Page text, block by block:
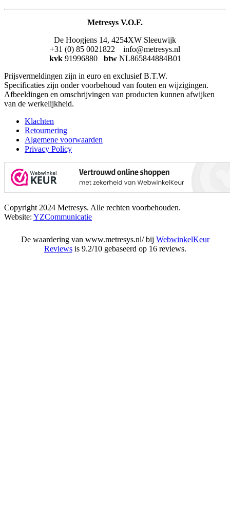
Metresys V.O.F.
De Hoogjens 14, 4254XW Sleeuwijk
+31 (0) 85 0021822 info@metresys.nl
kvk 91996880 btw NL865844884B01
Prijsvermeldingen zijn in euro en exclusief B.T.W.
Specificaties zijn onder voorbehoud van fouten en wijzigingen.
Afbeeldingen en omschrijvingen van producten kunnen afwijken
van de werkelijkheid.
Klachten
Retournering
Algemene voorwaarden
Privacy Policy
Copyright 2024 Metresys. Alle rechten voorbehouden.
Website: YZCommunicatie
De waardering van www.metresys.nl/ bij WebwinkelKeur
Reviewsis 9.2/10 gebaseerd op 16 reviews.